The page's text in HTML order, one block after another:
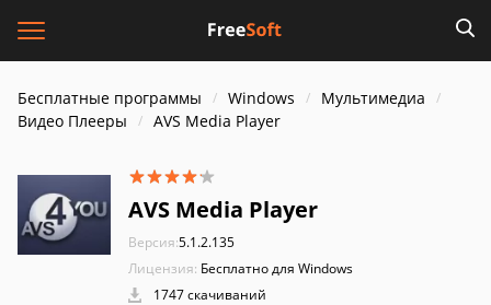
Бесплатные программы Windows
Мультимедиа
Видео Плееры
AVS Media Player
AVS Media Player
Версия:5.1.2.135
Лицензия: Бесплатно для Windows
1747 скачиваний